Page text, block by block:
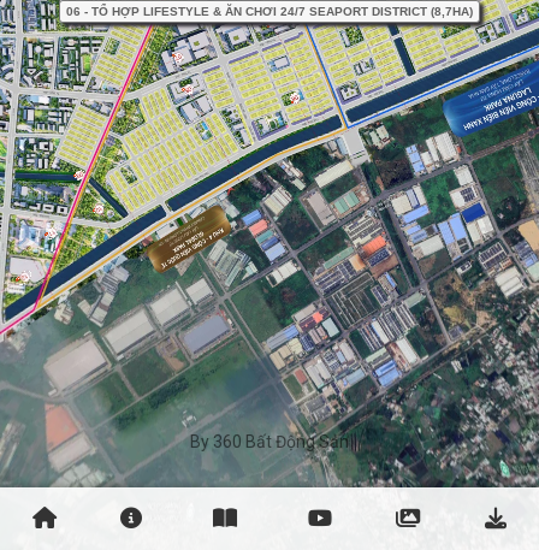
By 360 Bất Động Sản